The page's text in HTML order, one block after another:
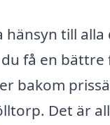
hänsyn till alla
få en bättre
bakom
Det är